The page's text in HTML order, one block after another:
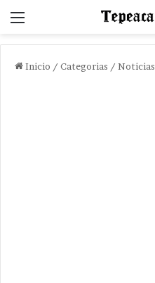
Menu
Inicio / Categorias / Noticias